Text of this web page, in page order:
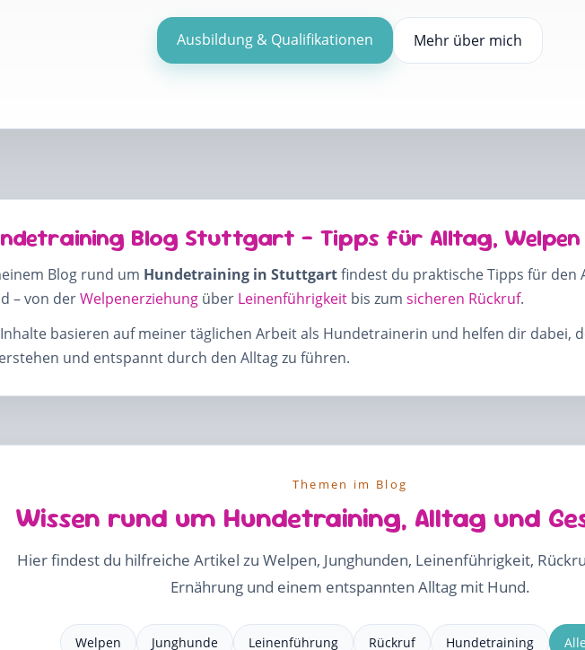
Ausbildung & Qualifikationen Mehr über mich
Blog Stuttgart – Tipps für Alltag, Welpen
Blog rund um Hundetraining in Stuttgartfindest du praktische Tipps für den
– von derWelpenerziehung über Leinenführigkeit bis zum sicheren Rückruf.
basieren auf meiner täglichen Arbeit als Hundetrainerin und helfen dir dabei,
und entspannt durch den Alltag zu führen.
Themen im Blog
Wissen rund um Hundetraining, Alltag und
Hier findest du hilfreiche Artikel zu Welpen, Junghunden, Leinenführigkeit,
Ernährung und einem entspannten Alltag mit Hund.
Welpen Junghunde Leinenführung Rückruf Hundetraining